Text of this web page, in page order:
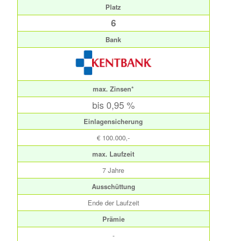
Platz
6
Bank
max. Zinsen*
bis 0,95 %
Einlagensicherung
€ 100.000,-
max. Laufzeit
7 Jahre
Ausschüttung
Ende der Laufzeit
Prämie
-